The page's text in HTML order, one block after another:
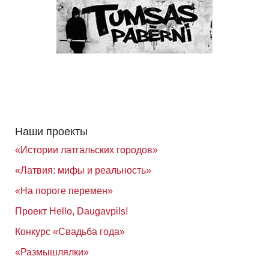
Наши проекты
«Истории латгальских городов»
«Латвия: мифы и реальность»
«На пороге перемен»
Проект Hello, Daugavpils!
Конкурс «Свадьба года»
«Размышлялки»